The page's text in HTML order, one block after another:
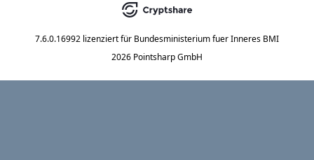
7.6.0.16992 lizenziert für Bundesministerium fuer Inneres BMI
2026 Pointsharp GmbH